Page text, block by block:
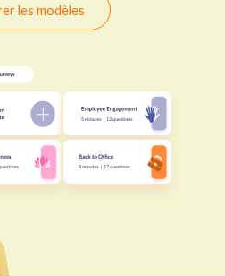
les modèles